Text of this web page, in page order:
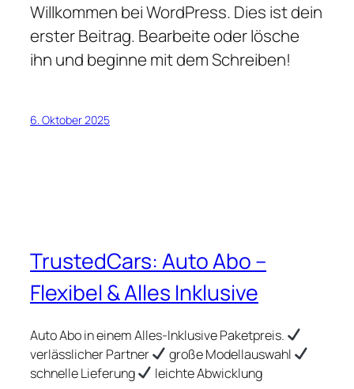
Willkommen bei WordPress. Dies ist dein
erster Beitrag. Bearbeite oder lösche
ihn und beginne mit dem Schreiben!
6. Oktober 2025
TrustedCars: Auto Abo –
Flexibel & Alles Inklusive
Auto Abo in einem Alles-Inklusive Paketpreis.
verlässlicher Partner
große Modellauswahl
schnelle Lieferung
leichte Abwicklung